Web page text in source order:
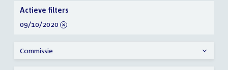
Verfijn
uw
resultaten
Actieve filters
verwijder
09/10/2020
Commissie